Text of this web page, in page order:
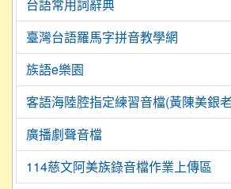
台語常用詞辭典
臺灣台語羅馬字拼音教學網
族語e樂園
客語海陸腔指定練習音檔(黃陳美銀
廣播劇聲音檔
114慈文阿美族錄音檔作業上傳區